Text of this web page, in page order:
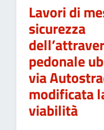
Lavori di
sicurezza
pedonale
via
modificata
viabilità